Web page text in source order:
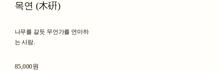
목연 (木硏)
나무를 갈듯 무언가를 연마하
는 사람.
85,000원